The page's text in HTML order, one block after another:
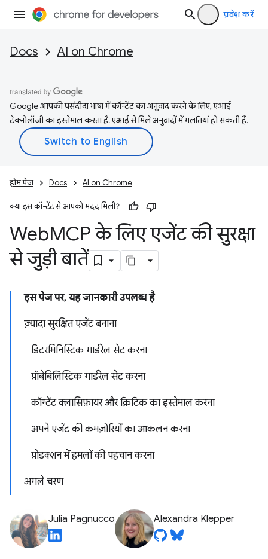
प्रवेश करें
Docs AI on Chrome
Google आपकी पसंदीदा भाषा में कॉन्टेंट का अनुवाद करने के लिए, एआई
टेक्नोलॉजी का इस्तेमाल करता है. एआई से मिले अनुवादों में गलतियां हो सकती हैं.
होम पेज Docs AI on Chrome
क्या इस कॉन्टेंट से आपको मदद मिली?
WebMCP के लिए एजेंट की सुरक्षा
से जुड़ी बातें
इस पेज पर, यह जानकारी उपलब्ध है
ज़्यादा सुरक्षित एजेंट बनाना
डिटरमिनिस्टिक गार्डरेल सेट करना
प्रॉबेबिलिस्टिक गार्डरेल सेट करना
कॉन्टेंट क्लासिफ़ायर और क्रिटिक का इस्तेमाल करना
अपने एजेंट की कमज़ोरियों का आकलन करना
प्रोडक्शन में हमलों की पहचान करना
अगले चरण
Julia Pagnucco Alexandra Klepper